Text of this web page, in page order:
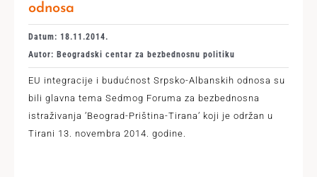
odnosa
Datum: 18.11.2014.
Autor: Beogradski centar za bezbednosnu politiku
EU integracije i budućnost Srpsko-Albanskih odnosa su
bili glavna tema Sedmog Foruma za bezbednosna
istraživanja ’Beograd-Priština-Tirana’ koji je održan u
Tirani 13. novembra 2014. godine.